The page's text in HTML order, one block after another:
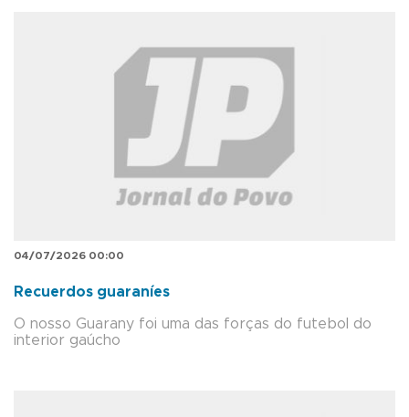
04/07/2026 00:00
Recuerdos guaraníes
O nosso Guarany foi uma das forças do futebol do
interior gaúcho